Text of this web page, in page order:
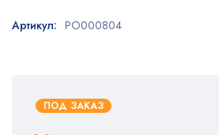
ПОД ЗАКАЗ
Артикул: PO000804